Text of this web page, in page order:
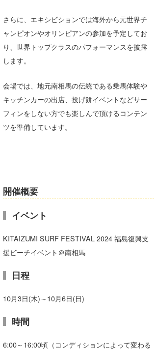
さらに、エキシビションでは海外から元世界チ
ャンピオンやオリンピアンの参加を予定してお
り、世界トップクラスのパフォーマンスを披露
します。
会場では、地元南相馬の伝統である乗馬体験や
キッチンカーの出店、投げ餅イベントなどサー
フィンをしない方でも楽しんで頂けるコンテン
ツを準備しています。
開催概要
イベント
KITAIZUMI SURF FESTIVAL 2024 福島復興支
援ビーチイベント＠南相馬
日程
10月3日(木)～10月6日(日)
時間
6:00～16:00頃（コンディションによって変わる
大野”MAR”修聖
喜納海人
H
KID
KY
MIN
mitz
Soulman
VAGY
YUKI☆
たっちー